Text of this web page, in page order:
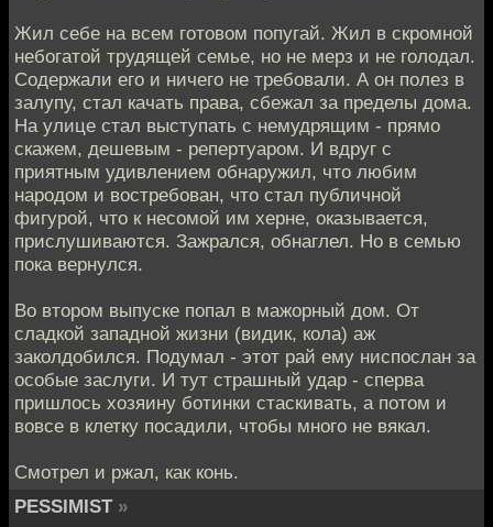
Жил себе на всем готовом попугай. Жил в скромной
небогатой трудящей семье, но не мерз и не голодал.
Содержали его и ничего не требовали. А он полез в
залупу, стал качать права, сбежал за пределы дома.
На улице стал выступать с немудрящим - прямо
скажем, дешевым - репертуаром. И вдруг с
приятным удивлением обнаружил, что любим
народом и востребован, что стал публичной
фигурой, что к несомой им херне, оказывается,
прислушиваются. Зажрался, обнаглел. Но в семью
пока вернулся.
Во втором выпуске попал в мажорный дом. От
сладкой западной жизни (видик, кола) аж
заколдобился. Подумал - этот рай ему ниспослан за
особые заслуги. И тут страшный удар - сперва
пришлось хозяину ботинки стаскивать, а потом и
вовсе в клетку посадили, чтобы много не вякал.
Смотрел и ржал, как конь.
PESSIMIST »